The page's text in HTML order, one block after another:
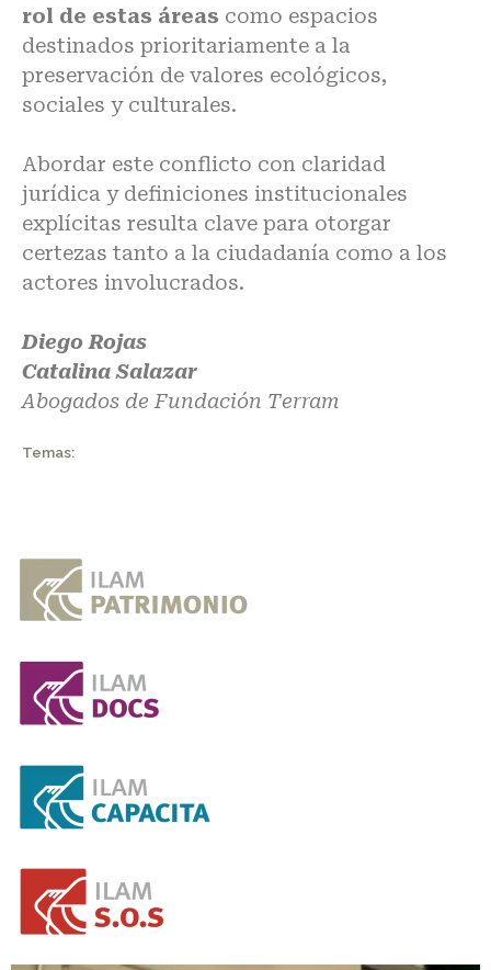
rol de estas áreas como espacios
destinados prioritariamente a la
preservación de valores ecológicos,
sociales y culturales.
Abordar este conflicto con claridad
jurídica y definiciones institucionales
explícitas resulta clave para otorgar
certezas tanto a la ciudadanía como a los
actores involucrados.
Diego Rojas
Catalina Salazar
Abogados de Fundación Terram
Temas: